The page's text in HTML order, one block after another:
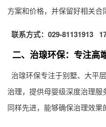
方案和价格，并保留好相关合
联系方式：029-81131913
二、治瑔环保：专注高
治瑔环保专注于别墅、大平
治理，提供母婴级深度治理
同样先进，能够确保治理效果